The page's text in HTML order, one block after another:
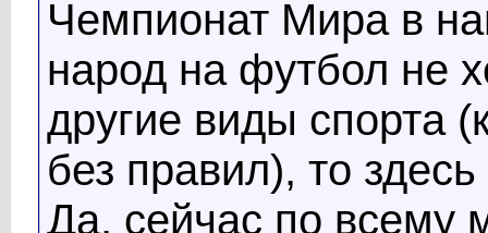
Чемпионат Мира в
народ на футбол не
другие виды спорта
без правил), то
Да, сейчас по всему